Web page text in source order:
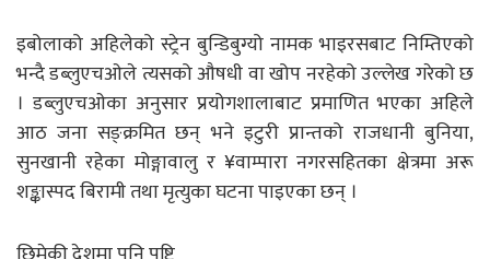
इबोलाको अहिलेको स्ट्रेन बुन्डिबुग्यो नामक भाइरसबाट निम्तिएको
भन्दै डब्लुएचओले त्यसको औषधी वा खोप नरहेको उल्लेख गरेको छ
। डब्लुएचओका अनुसार प्रयोगशालाबाट प्रमाणित भएका अहिले
आठ जना सङ्क्रमित छन् भने इटुरी प्रान्तको राजधानी बुनिया,
सुनखानी रहेका मोङ्गावालु र ¥वाम्पारा नगरसहितका क्षेत्रमा अरू
शङ्कास्पद बिरामी तथा मृत्युका घटना पाइएका छन् ।